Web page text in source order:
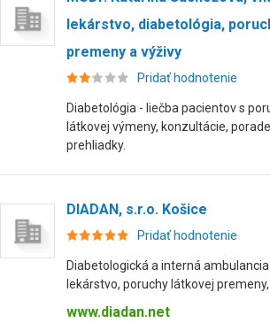
lekárstvo, diabetológia,
premeny a výživy
Pridať hodnotenie
Diabetológia - liečba pacientov s
látkovej výmeny, konzultácie,
prehliadky.
DIADAN, s.r.o. Košice
Pridať hodnotenie
Diabetologická a interná
lekárstvo, poruchy látkovej premeny,
www.diadan.net